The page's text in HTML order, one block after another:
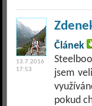
13.7.2016
17:53
Článek
jsem
pokud